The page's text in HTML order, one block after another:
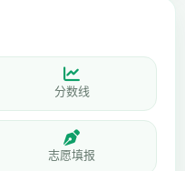
分数线
志愿填报